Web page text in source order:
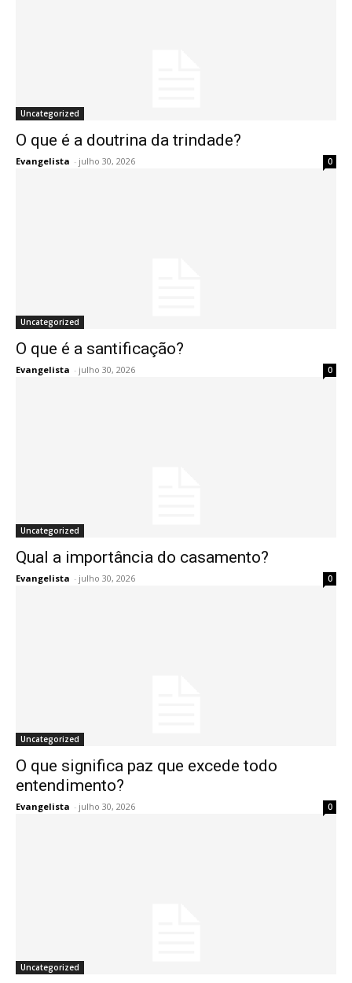
Uncategorized
O que é a doutrina da trindade?
Evangelista - julho 30, 2026 0
Uncategorized
O que é a santificação?
Evangelista - julho 30, 2026 0
Uncategorized
Qual a importância do casamento?
Evangelista - julho 30, 2026 0
Uncategorized
O que significa paz que excede todo
entendimento?
Evangelista - julho 30, 2026 0
Uncategorized